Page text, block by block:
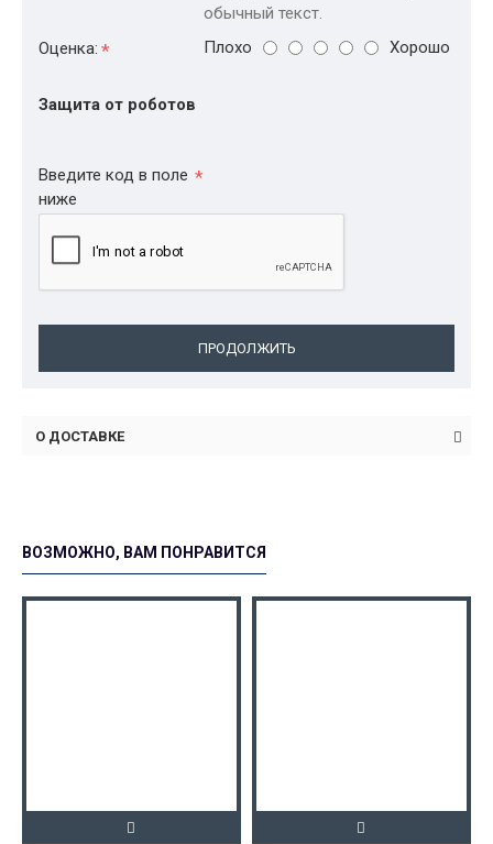
обычный текст.
Оценка:
Плохо Хорошо
Защита от роботов
Введите код в поле
ниже
ПРОДОЛЖИТЬ
О ДОСТАВКЕ
ВОЗМОЖНО, ВАМ ПОНРАВИТСЯ